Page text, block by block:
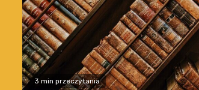
3 min przeczytania